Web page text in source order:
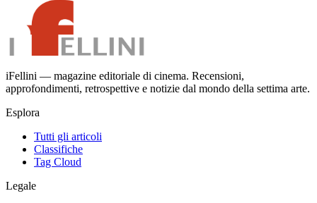
iFellini — magazine editoriale di cinema. Recensioni,
approfondimenti, retrospettive e notizie dal mondo della settima arte.
Esplora
Tutti gli articoli
Classifiche
Tag Cloud
Legale